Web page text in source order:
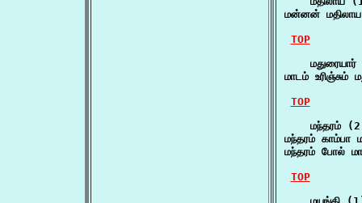
மன்னன்
TOP
மதுரையார்
மாடம்
TOP
மந்தரம்
மந்தரம் காம்பா
மந்தரம் போல்
TOP